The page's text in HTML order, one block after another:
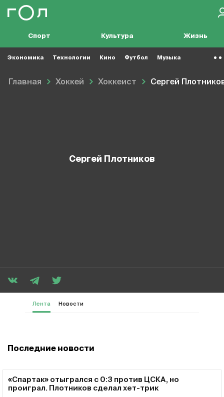
Спорт Культура Жизнь
Экономика Технологии Кино Футбол Музыка
Главная Хоккей Хоккеист Сергей
Сергей Плотников
Лента Новости
Последние новости
«Спартак» отыгрался с 0:3 против ЦСКА, но
проиграл. Плотников сделал хет-трик